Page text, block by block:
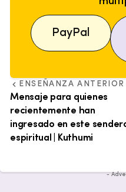
PayPal
ENSEÑANZA ANTERIOR
Mensaje para quienes
recientemente han
ingresado en este
espiritual | Kuthumi
-